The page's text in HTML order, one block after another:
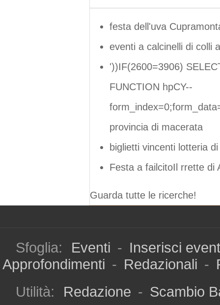
festa dell'uva
eventi a calcinelli di colli
'))IF(2600=3906)
FUNCTION hpCY--
provincia di macerata
biglietti vincenti lotteria di
Festa a failcitoIl rrette di
Guarda tutte le ricerche!
Sfoglia: Eventi - Inserisci
Approfondimenti - Redazionali -
Utilità:
Redazione - Scambio